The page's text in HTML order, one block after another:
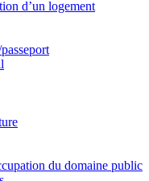
d’un logement
du domaine public